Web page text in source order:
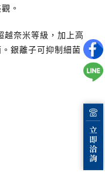
。
越奈米等級，加上高
銀離子可抑制細菌